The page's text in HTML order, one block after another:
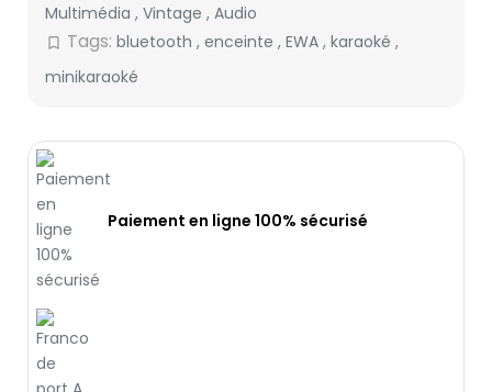
Multimédia , Vintage , Audio
bookmark_border Tags: bluetooth , enceinte , EWA , karaoké ,
minikaraoké
Paiement en ligne 100% sécurisé